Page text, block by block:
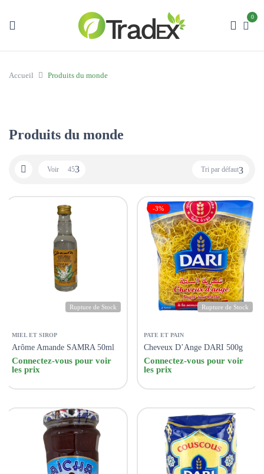
0
Accueil Produits du monde
Produits du monde
Tri par défaut
Voir 45
Rupture de Stock
MIEL ET SIROP
Arôme Amande SAMRA 50ml
Connectez-vous pour voir
les prix
-3%
Rupture de Stock
PATE ET PAIN
Cheveux D’Ange DARI 500g
Connectez-vous pour voir
les prix